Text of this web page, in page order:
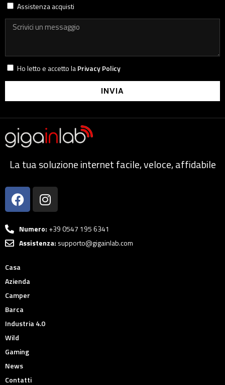
Assistenza acquisti
Ho letto e accetto laPrivacy Policy
INVIA
La tua soluzione internet facile, veloce, affidabile
Numero: +39 0547 195 6341
Assistenza: supporto@gigainlab.com
Casa
Azienda
Camper
Barca
Industria 4.0
Wild
Gaming
News
Contatti